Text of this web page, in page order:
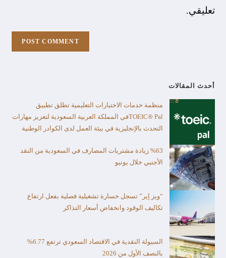
تعليقي.
أحدث المقالات
منظمة خدمات الاختبارات التعليمية تطلق تطبيق
TOEIC® Palفي المملكة العربية السعودية لتعزيز مهارات
التحدث بالإنجليزية في بيئة العمل لدى الكوادر الوطنية
%63 زيادة مشتريات المصارف في السعودية من النقد
الأجنبي خلال يونيو
“ويز إير” تسجل خسارة تشغيلية فصلية بفعل ارتفاع
تكاليف الوقود وانخفاض أسعار التذاكر
السيولة النقدية في الاقتصاد السعودي ترتفع 6.77%
بالنصف الأول من 2026